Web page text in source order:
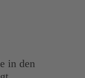
in den